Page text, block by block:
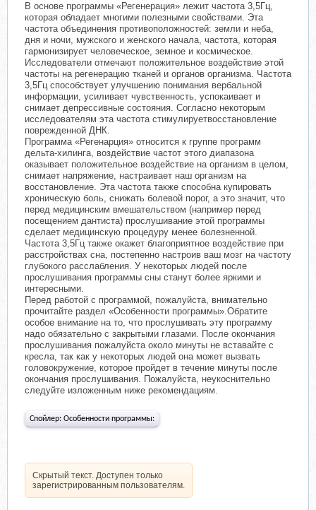
В основе программы «Регенерация» лежит частота 3,5Гц,
которая обладает многими полезными свойствами. Эта
частота объединения противоположностей: земли и неба,
дня и ночи, мужского и женского начала, частота, которая
гармонизирует человеческое, земное и космическое.
Исследователи отмечают положительное воздействие этой
частоты на регенерацию тканей и органов организма. Частота
3,5Гц способствует улучшению понимания вербальной
информации, усиливает чувственность, успокаивает и
снимает депрессивные состояния. Согласно некоторым
исследователям эта частота стимулируетвосстановление
поврежденной ДНК.
Программа «Регенарция» относится к группе программ
дельта-хилинга, воздействие частот этого диапазона
оказывает положительное воздействие на организм в целом,
снимает напряжение, настраивает наш организм на
восстановление. Эта частота также способна купировать
хроническую боль, снижать болевой порог, а это значит, что
перед медицинским вмешательством (например перед
посещением дантиста) прослушивание этой программы
сделает медицинскую процедуру менее болезненной.
Частота 3,5Гц также окажет благоприятное воздействие при
расстройствах сна, постепенно настроив ваш мозг на частоту
глубокого расслабления. У некоторых людей после
прослушивания программы сны станут более яркими и
интересными.
Перед работой с программой, пожалуйста, внимательно
прочитайте раздел «Особенности программы».Обратите
особое внимание на то, что прослушивать эту программу
надо обязательно с закрытыми глазами. После окончания
прослушивания пожалуйста около минуты не вставайте с
кресла, так как у некоторых людей она может вызвать
головокружение, которое пройдет в течение минуты после
окончания прослушивания. Пожалуйста, неукоснительно
следуйте изложенным ниже рекомендациям.
Спойлер: Особенности программы:
Скрытый текст. Доступен только
зарегистрированным пользователям.